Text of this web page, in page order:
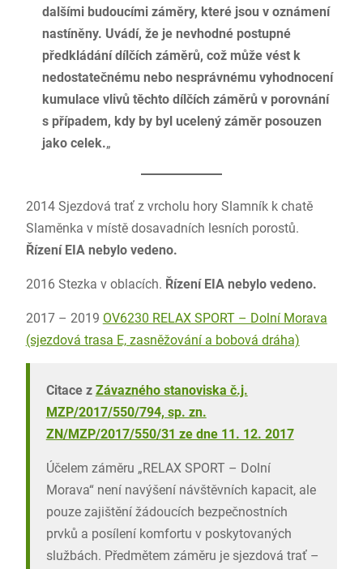
dalšími budoucími záměry, které jsou v oznámení
nastíněny. Uvádí, že je nevhodné postupné
předkládání dílčích záměrů, což může vést k
nedostatečnému nebo nesprávnému vyhodnocení
kumulace vlivů těchto dílčích záměrů v porovnání
s případem, kdy by byl ucelený záměr posouzen
jako celek.„
2014 Sjezdová trať z vrcholu hory Slamník k chatě
Slaměnka v místě dosavadních lesních porostů.
Řízení EIA nebylo vedeno.
2016 Stezka v oblacích. Řízení EIA nebylo vedeno.
2017 – 2019 OV6230 RELAX SPORT – Dolní Morava
(sjezdová trasa E, zasněžování a bobová dráha)
Citace z Závazného stanoviska č.j.
MZP/2017/550/794, sp. zn.
ZN/MZP/2017/550/31 ze dne 11. 12. 2017
Účelem záměru „RELAX SPORT – Dolní
Morava“ není navýšení návštěvních kapacit, ale
pouze zajištění žádoucích bezpečnostních
prvků a posílení komfortu v poskytovaných
službách. Předmětem záměru je sjezdová trať –